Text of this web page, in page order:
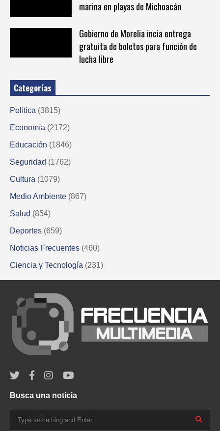
marina en playas de Michoacán
Gobierno de Morelia incia entrega
gratuita de boletos para función de
lucha libre
Categorías
Política (3815)
Economía (2172)
Educación (1846)
Seguridad (1762)
Cultura (1079)
Medio Ambiente (867)
Salud (854)
Deportes (659)
Noticias Frecuentes (460)
Ciencia y Tecnología (231)
Busca una noticia